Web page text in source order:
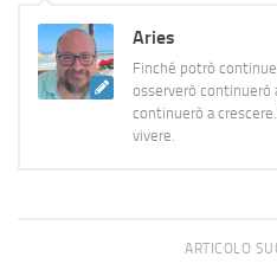
Aries
Finché potrò
osserverò continuerò
continuerò a
vivere.
ARTICOLO